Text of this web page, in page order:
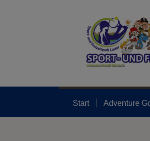
Start Adventure